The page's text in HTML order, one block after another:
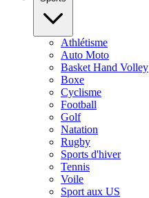
Athlétisme
Auto Moto
Basket Hand Volley
Boxe
Cyclisme
Football
Golf
Natation
Rugby
Sports d'hiver
Tennis
Voile
Sport aux US